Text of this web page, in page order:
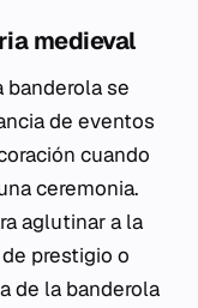
medieval
banderola se
de eventos
cuando
ceremonia.
aglutinar a la
prestigio o
de la banderola